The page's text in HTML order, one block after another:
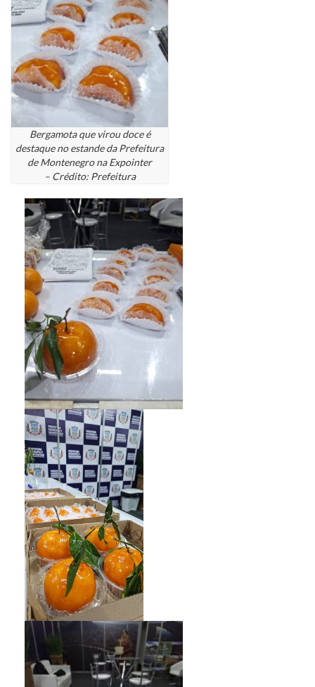
Bergamota que virou doce é
destaque no estande da Prefeitura
de Montenegro na Expointer
– Crédito: Prefeitura